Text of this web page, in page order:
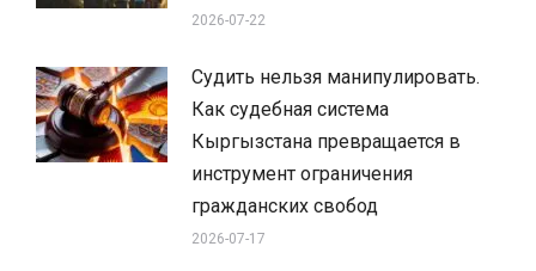
2026-07-22
Судить нельзя манипулировать.
Как судебная система
Кыргызстана превращается в
инструмент ограничения
гражданских свобод
2026-07-17